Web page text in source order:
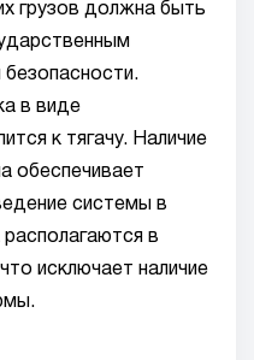
грузов должна быть
в виде
к тягачу. Наличие
обеспечивает
системы в
в
исключает наличие